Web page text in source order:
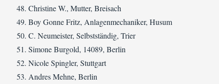
Christine W., Mutter, Breisach
Boy Gonne Fritz, Anlagenmechaniker, Husum
C. Neumeister, Selbstständig, Trier
Simone Burgold, 14089, Berlin
Nicole Spingler, Stuttgart
Andres Mehne, Berlin